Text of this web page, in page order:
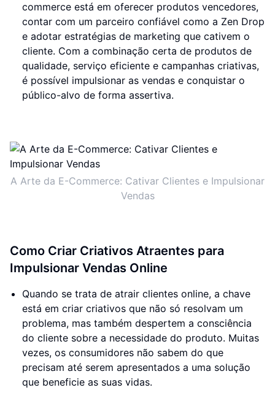
commerce está em oferecer produtos vencedores,
contar com um parceiro confiável como a Zen Drop
e adotar estratégias de marketing que cativem o
cliente. Com a combinação certa de produtos de
qualidade, serviço eficiente e campanhas criativas,
é possível impulsionar as vendas e conquistar o
público-alvo de forma assertiva.
A Arte da E-Commerce: Cativar Clientes e Impulsionar
Vendas
Como Criar Criativos Atraentes para
Impulsionar Vendas Online
Quando se trata de atrair clientes online, a chave
está em criar criativos que não só resolvam um
problema, mas também despertem a consciência
do cliente sobre a necessidade do produto. Muitas
vezes, os consumidores não sabem do que
precisam até serem apresentados a uma solução
que beneficie as suas vidas.